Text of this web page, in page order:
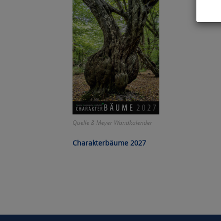
Quelle & Meyer Wandkalender
Charakterbäume 2027